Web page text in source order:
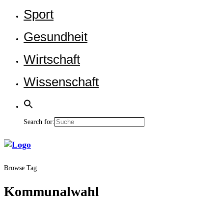
Sport
Gesund­heit
Wirt­schaft
Wis­sen­schaft
Search for:
Browse Tag
Kommunalwahl